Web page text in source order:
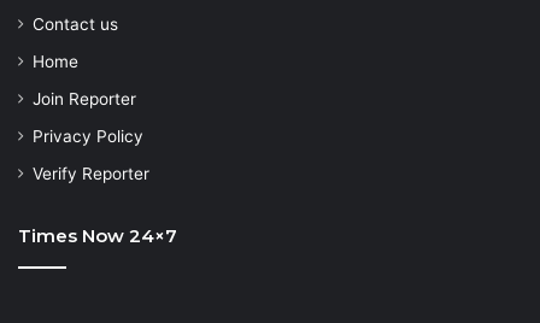
Contact us
Home
Join Reporter
Privacy Policy
Verify Reporter
Times Now 24×7